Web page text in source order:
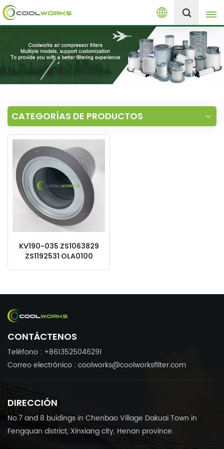
Español
English
español
العربية
русский
+8613525046291
CATEGORÍAS DE PRODUCTOS
KV190-035 ZS1063829
ZS1192531 OLA0100
Copco Keltec
CONTÁCTENOS
Teléfono : +8613525046291
Correo electrónico : coolworks@coolworksfilter.com
DIRECCIÓN
No.7 and 8 buidings in Chenbao Village Dakuai Town in
Fengquan district, Xinxiang city, Henan province.